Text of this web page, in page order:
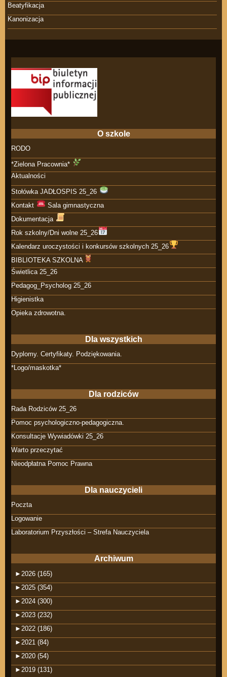
Beatyfikacja
Kanonizacja
O szkole
RODO
*Zielona Pracownia*
Aktualności
Stołówka JADŁOSPIS 25_26
Kontakt
Sala gimnastyczna
Dokumentacja
Rok szkolny/Dni wolne 25_26
Kalendarz uroczystości i konkursów szkolnych 25_26
BIBLIOTEKA SZKOLNA
Świetlica 25_26
Pedagog_Psycholog 25_26
Higienistka
Opieka zdrowotna.
Dla wszystkich
Dyplomy. Certyfikaty. Podziękowania.
*Logo/maskotka*
Dla rodziców
Rada Rodziców 25_26
Pomoc psychologiczno-pedagogiczna.
Konsultacje Wywiadówki 25_26
Warto przeczytać
Nieodpłatna Pomoc Prawna
Dla nauczycieli
Poczta
Logowanie
Laboratorium Przyszłości – Strefa Nauczyciela
Archiwum
► 2026 (165)
► 2025 (354)
► 2024 (300)
► 2023 (232)
► 2022 (186)
► 2021 (84)
► 2020 (54)
► 2019 (131)